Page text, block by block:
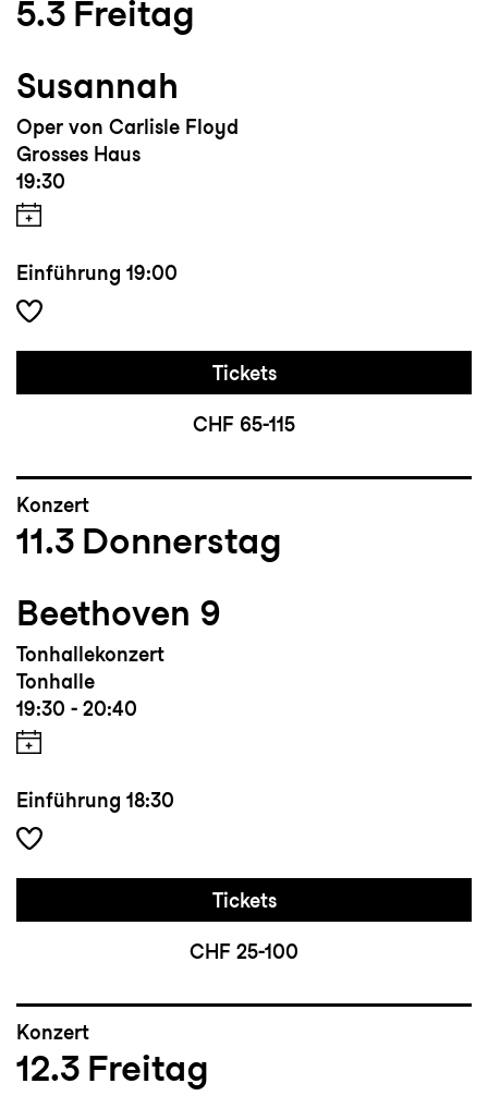
5.3 Freitag
Susannah
Oper von Carlisle Floyd
Grosses Haus
19:30
Einführung 19:00
Tickets
CHF 65-115
Konzert
11.3 Donnerstag
Beethoven 9
Tonhallekonzert
Tonhalle
19:30 - 20:40
Einführung 18:30
Tickets
CHF 25-100
Konzert
12.3 Freitag